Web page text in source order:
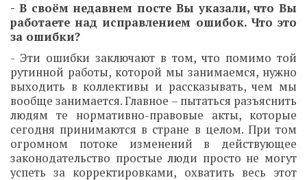
- В своём недавнем посте Вы указали, что Вы
работаете над исправлением ошибок. Что это
за ошибки?
- Эти ошибки заключают в том, что помимо той
рутинной работы, которой мы занимаемся, нужно
выходить в коллективы и рассказывать, чем мы
вообще занимается. Главное – пытаться разъяснить
людям те нормативно-правовые акты, которые
сегодня принимаются в стране в целом. При том
огромном потоке изменений в действующее
законодательство простые люди просто не могут
успеть за корректировками, охватить весь этот